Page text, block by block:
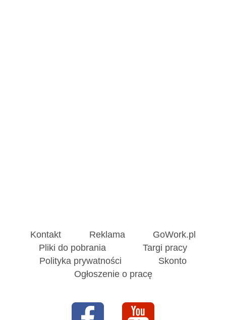
Kontakt Reklama
GoWork.pl
Pliki do pobrania
Targi pracy
Polityka prywatności
Skonto
Ogłoszenie o pracę